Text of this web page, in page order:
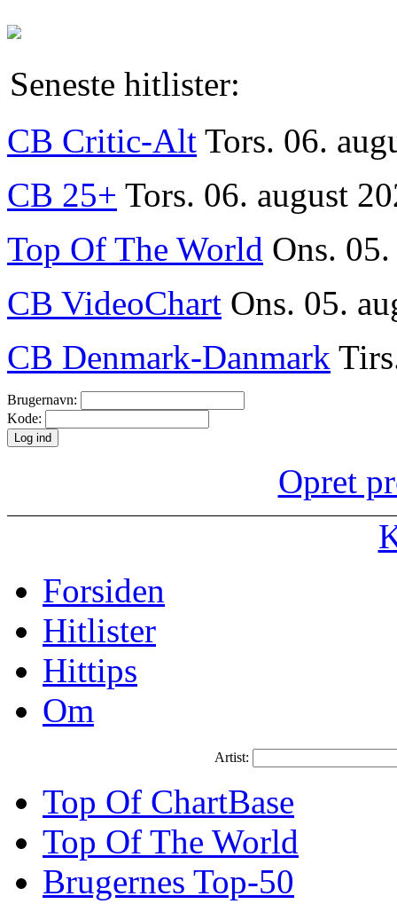
Seneste hitlister:
CB Critic-Alt Tors. 06.
CB 25+ Tors. 06. august
Top Of The World Ons.
CB VideoChart Ons. 05.
CB Denmark-Danmark
Brugernavn:
Kode:
Opret
Forsiden
Hitlister
Hittips
Om
Artist:
Top Of ChartBase
Top Of The World
Brugernes Top-50